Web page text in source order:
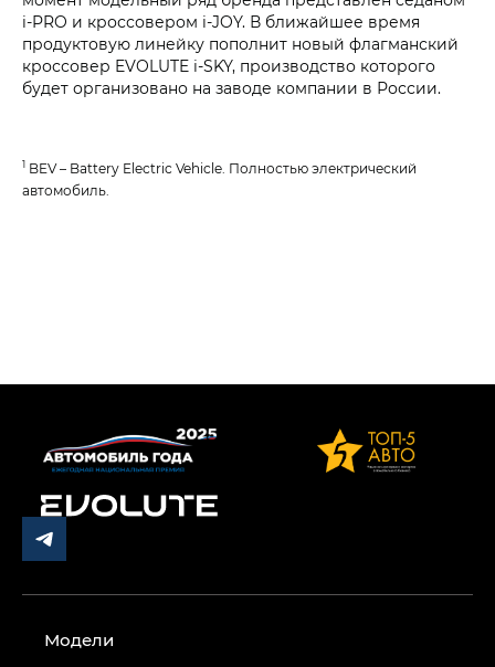
i‑PRO и кроссовером i‑JOY. В ближайшее время
продуктовую линейку пополнит новый флагманский
кроссовер EVOLUTE i‑SKY, производство которого
будет организовано на заводе компании в России.
1 BEV – Battery Electric Vehicle. Полностью электрический
автомобиль.
Модели